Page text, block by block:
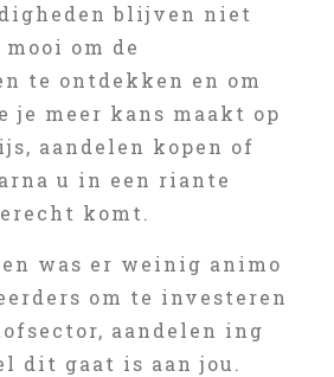
blijven niet
om de
te ontdekken en om
je meer kans maakt op
aandelen kopen of
u in een riante
komt.
was er weinig animo
om te investeren
aandelen ing
dit gaat is aan jou.